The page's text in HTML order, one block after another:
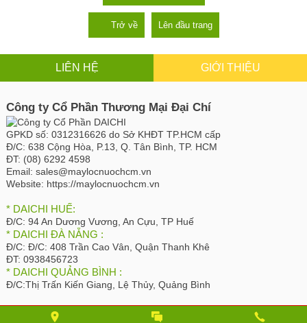
Trở về Lên đầu trang
LIÊN HỆ GIỚI THIỆU
Công ty Cổ Phần Thương Mại Đại Chí
GPKD số: 0312316626 do Sở KHĐT TP.HCM cấp
Đ/C: 638 Cộng Hòa, P.13, Q. Tân Bình, TP. HCM
ĐT: (08) 6292 4598
Email: sales@maylocnuochcm.vn
Website: https://maylocnuochcm.vn
* DAICHI HUẾ:
Đ/C: 94 An Dương Vương, An Cựu, TP Huế
* DAICHI ĐÀ NẴNG :
Đ/C: Đ/C: 408 Trần Cao Vân, Quận Thanh Khê
ĐT: 0938456723
* DAICHI QUẢNG BÌNH :
Đ/C:Thị Trấn Kiến Giang, Lệ Thủy, Quảng Bình
CHUYỂN QUA GIAO DIỆN DESKTOP